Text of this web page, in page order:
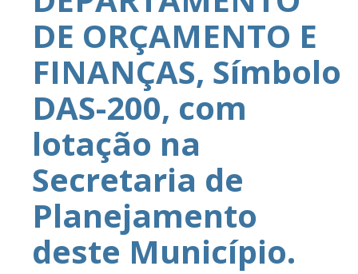
DE ORÇAMENTO E
FINANÇAS, Símbolo
DAS-200, com
lotação na
Secretaria de
Planejamento
deste Município.